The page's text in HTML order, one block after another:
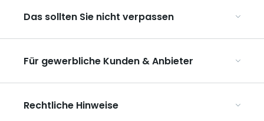
Das sollten Sie nicht verpassen
Die Weihnachtsmärkte im Grand Est
Ribeauvillé, zwischen Weinbergen und Bergen
Unsere UNESCO-Welterbestätten
Für gewerbliche Kunden & Anbieter
Organisieren Sie Ihre Gruppenreisen
Rechtliche Hinweise